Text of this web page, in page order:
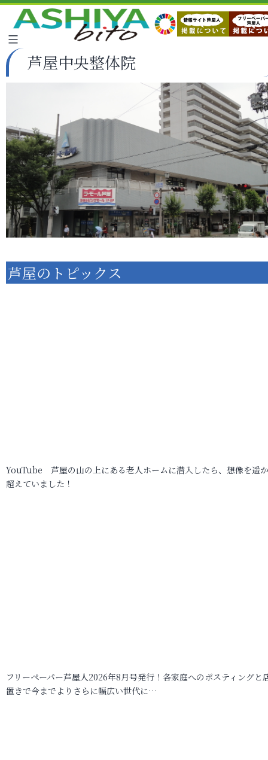
芦屋中央整体院
芦屋のトピックス
YouTube 芦屋の山の上にある老人ホームに潜入したら、想像を遥
超えていました！
フリーペーパー芦屋人2026年8月号発行！各家庭へのポスティングと
置きで今までよりさらに幅広い世代に…